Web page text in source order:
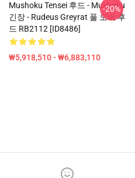
Mushoku Tensei 후드 - Mushoku
긴장 - Rudeus Greyrat 풀 오버 후
드 RB2112 [ID8486]
₩5,918,510 - ₩6,883,110
-20%